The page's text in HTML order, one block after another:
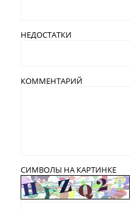
НЕДОСТАТКИ
КОММЕНТАРИЙ
СИМВОЛЫ НА КАРТИНКЕ